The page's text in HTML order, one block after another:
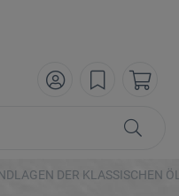
DER KLASSISCHEN